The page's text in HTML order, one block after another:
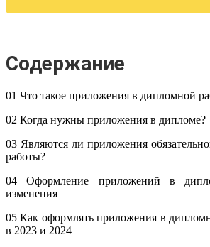
Содержание
01 Что такое приложения в дипломной
02 Когда нужны приложения в дипломе?
03 Являются ли приложения
работы?
04 Оформление приложений в
изменения
05 Как оформлять приложения в
в 2023 и 2024